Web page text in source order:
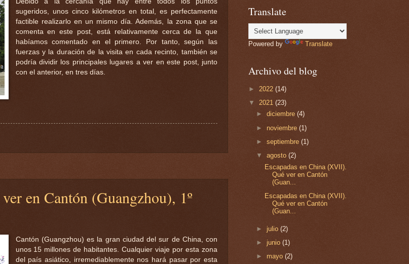
sugeridos, unos cinco kilómetros en total, es perfectamente
factible realizarlo en un mismo día. Además, la zona que se
comenta en este post, está relativamente cerca de la que
habíamos comentado en el primero. Por tanto, según las
fuerzas y la duración de la visita en cada recinto, también se
podría dividir los principales lugares a ver en este post, junto
con el anterior, en tres días.
en Cantón (Guangzhou), 1º
Cantón (Guangzhou) es la gran ciudad del sur de China, con
unos 15 millones de habitantes. Cualquier viaje por esta zona
del país asiático, irremediablemente nos hará pasar por esta
Translate
Powered by Translate
Archivo del blog
► 2022 (14)
▼ 2021 (23)
►diciembre(4)
► noviembre(1)
►septiembre(1)
▼agosto(2)
Escapadas en China (XVII).
Qué ver en Cantón
(Guan...
Escapadas en China (XVII).
Qué ver en Cantón
(Guan...
►julio(2)
►junio(1)
► mayo(2)